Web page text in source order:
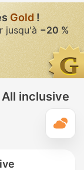
Gold!
jusqu'à −20 %
inclusive